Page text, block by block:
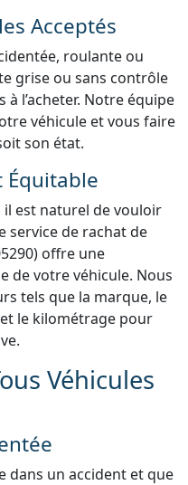
Acceptés
roulante ou
grise ou sans contrôle
l’acheter. Notre équipe
véhicule et vous faire
son état.
Équitable
est naturel de vouloir
service de rachat de
offre une
de votre véhicule. Nous
tels que la marque, le
et le kilométrage pour
Véhicules
dans un accident et que